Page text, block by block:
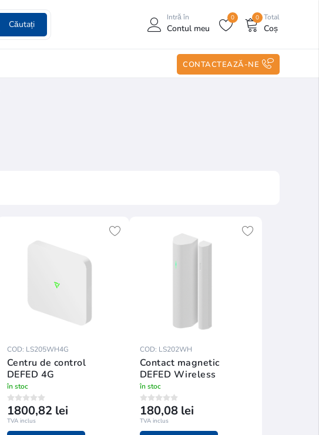
Căutați
Intră în
Contul meu
0 Total
Coș
0
CONTACTEAZĂ-NE
COD: LS205WH4G
Centru de control
DEFED 4G
în stoc
1800,82 lei
TVA inclus
COD: LS202WH
Contact magnetic
DEFED Wireless
în stoc
180,08 lei
TVA inclus